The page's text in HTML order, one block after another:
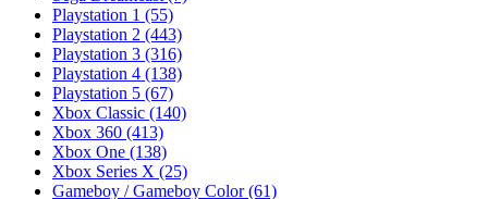
Playstation 1 (55)
Playstation 2 (443)
Playstation 3 (316)
Playstation 4 (138)
Playstation 5 (67)
Xbox Classic (140)
Xbox 360 (413)
Xbox One (138)
Xbox Series X (25)
Gameboy / Gameboy Color(61)